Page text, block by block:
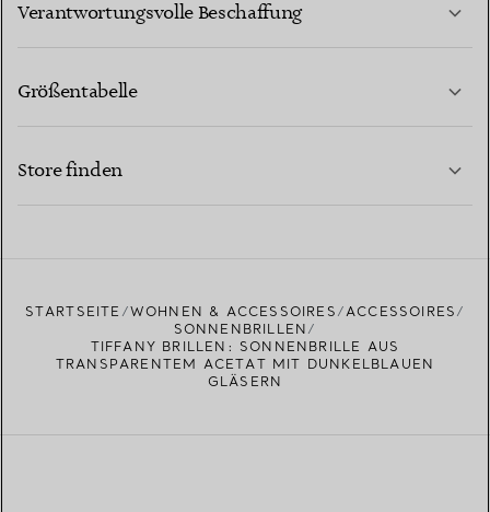
Verantwortungsvolle Beschaffung
Größentabelle
Store finden
STARTSEITE WOHNEN & ACCESSOIRES
ACCESSOIRES
SONNENBRILLEN
TIFFANY BRILLEN: SONNENBRILLE AUS
TRANSPARENTEM ACETAT MIT DUNKELBLAUEN
GLÄSERN